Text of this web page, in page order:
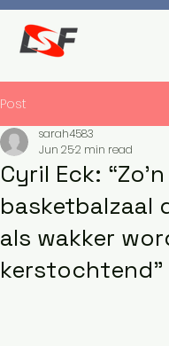
Post
Cyril Eck: “Zo’n
basketbalzaal
als wakker
kerstochtend”
sarah4583
Jun 252 min read